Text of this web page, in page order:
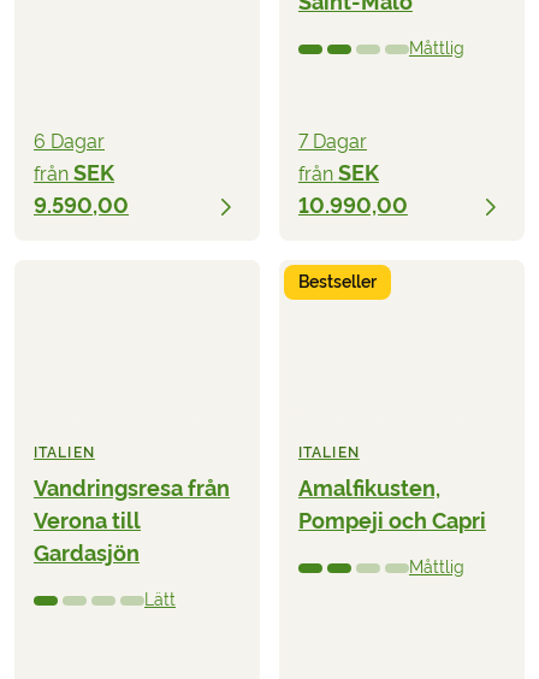
6 Dagar
från SEK
9.590,00
Måttlig
7 Dagar
från SEK
10.990,00
ITALIEN
Vandringsresa från
Verona till
Gardasjön
Lätt
Bestseller
ITALIEN
Amalfikusten,
Pompeji och Capri
Måttlig